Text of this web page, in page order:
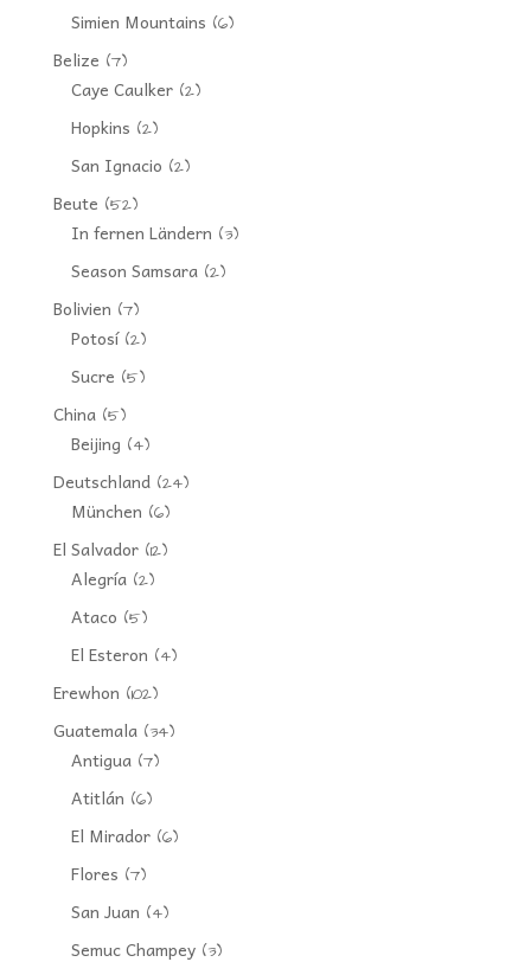
Simien Mountains (6)
Belize (7)
Caye Caulker(2)
Hopkins (2)
San Ignacio (2)
Beute (52)
In fernen Ländern (3)
Season Samsara(2)
Bolivien (7)
Potosí(2)
Sucre (5)
China(5)
Beijing (4)
Deutschland(24)
München (6)
El Salvador(12)
Alegría(2)
Ataco (5)
El Esteron (4)
Erewhon (102)
Guatemala(34)
Antigua(7)
Atitlán (6)
El Mirador(6)
Flores (7)
San Juan (4)
Semuc Champey(3)